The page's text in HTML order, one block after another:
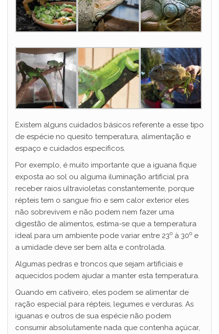
Existem alguns cuidados básicos referente a esse tipo
de espécie no quesito temperatura, alimentação e
espaço e cuidados específicos.
Por exemplo, é muito importante que a iguana fique
exposta ao sol ou alguma iluminação artificial pra
receber raios ultravioletas constantemente, porque
répteis tem o sangue frio e sem calor exterior eles
não sobrevivem e não podem nem fazer uma
digestão de alimentos, estima-se que a temperatura
ideal para um ambiente pode variar entre 23o à 30o e
a umidade deve ser bem alta e controlada.
Algumas pedras e troncos que sejam artificiais e
aquecidos podem ajudar a manter esta temperatura.
Quando em cativeiro, eles podem se alimentar de
ração especial para répteis, legumes e verduras. As
iguanas e outros de sua espécie não podem
consumir absolutamente nada que contenha açúcar,